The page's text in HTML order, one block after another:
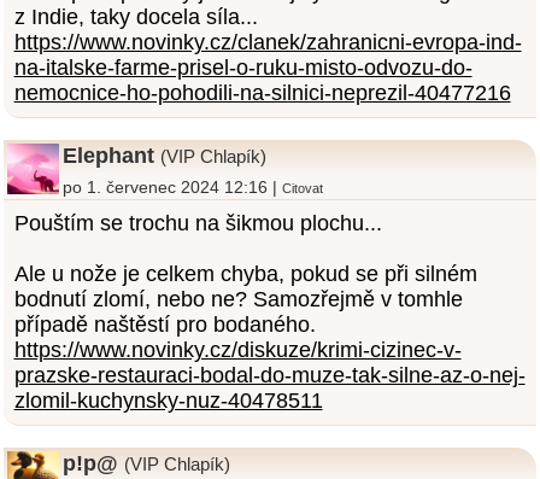
z Indie, taky docela síla...
https://www.novinky.cz/clanek/zahranicni-evropa-ind-
na-italske-farme-prisel-o-ruku-misto-odvozu-do-
nemocnice-ho-pohodili-na-silnici-neprezil-40477216
Elephant (VIP Chlapík)
po 1. červenec 2024 12:16 |Citovat
Pouštím se trochu na šikmou plochu...
Ale u nože je celkem chyba, pokud se při silném
bodnutí zlomí, nebo ne? Samozřejmě v tomhle
případě naštěstí pro bodaného.
https://www.novinky.cz/diskuze/krimi-cizinec-v-
prazske-restauraci-bodal-do-muze-tak-silne-az-o-nej-
zlomil-kuchynsky-nuz-40478511
p!p@ (VIP Chlapík)